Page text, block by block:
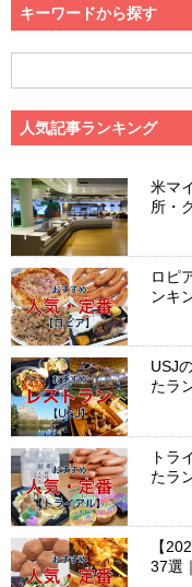
キーワードから探す
人気記事ランキング
米マ
所・
ロピ
ンキ
USJ
たラ
トラ
たラ
【
37選